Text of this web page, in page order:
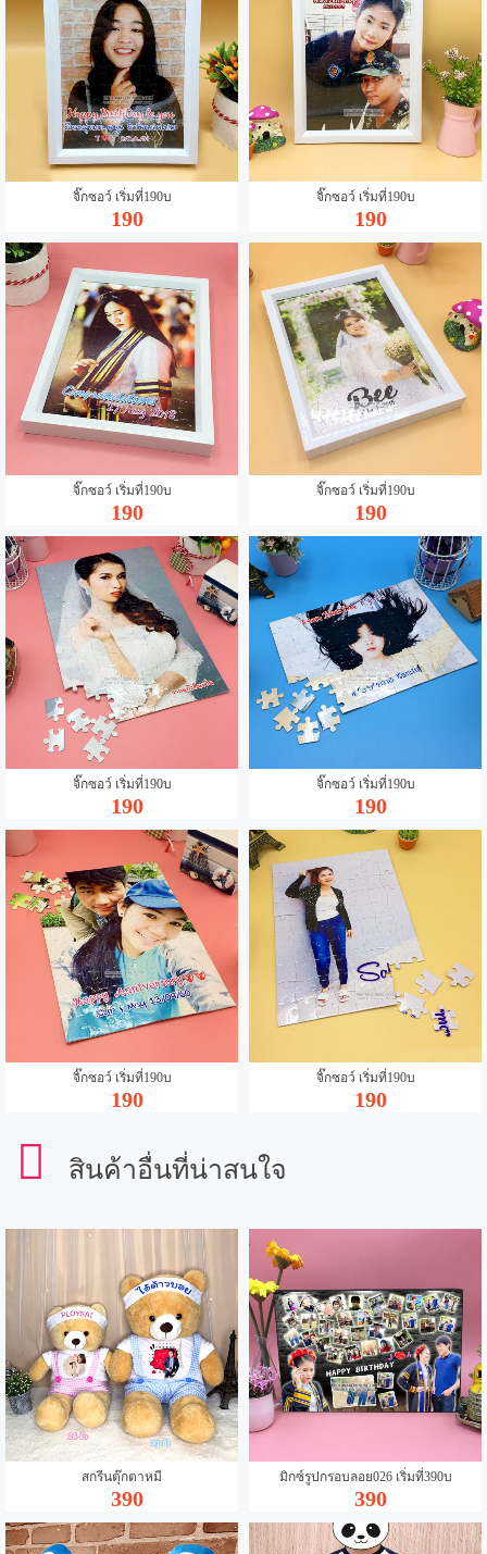
จิ๊กซอว์ เริ่มที่190บ
190
จิ๊กซอว์ เริ่มที่190บ
190
จิ๊กซอว์ เริ่มที่190บ
190
จิ๊กซอว์ เริ่มที่190บ
190
จิ๊กซอว์ เริ่มที่190บ
190
จิ๊กซอว์ เริ่มที่190บ
190
จิ๊กซอว์ เริ่มที่190บ
190
จิ๊กซอว์ เริ่มที่190บ
190
สินค้าอื่นที่น่าสนใจ
สกรีนตุ๊กตาหมี
390
มิกซ์รูปกรอบลอย026 เริ่มที่390บ
390